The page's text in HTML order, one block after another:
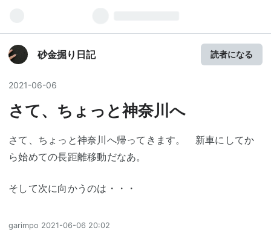
砂金掘り日記 読者になる
2021-06-06
さて、ちょっと神奈川へ
さて、ちょっと神奈川へ帰ってきます。 新車にしてか
ら始めての長距離移動だなあ。
そして次に向かうのは・・・
garimpo 2021-06-06 20:02